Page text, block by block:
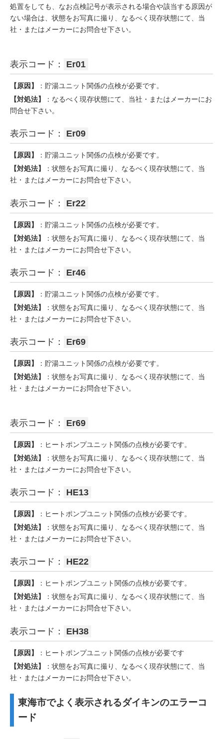
処置をしても、なお点検記号が表示される場合や該当する原因が
ない場合は、状態をお写真に撮り、なるべく現存状態にて、当
社・またはメーカーにお問合せ下さい。
表示コード： Er01
【原因】
：貯湯ユニット関係の点検が必要です。
【対処法】
：なるべく現存状態にて、当社・またはメーカーにお
問合せ下さい。
表示コード： Er09
【原因】
：貯湯ユニット関係の点検が必要です。
【対処法】
：状態をお写真に撮り、なるべく現存状態にて、当
社・またはメーカーにお問合せ下さい。
表示コード： Er22
【原因】
：貯湯ユニット関係の点検が必要です。
【対処法】
：状態をお写真に撮り、なるべく現存状態にて、当
社・またはメーカーにお問合せ下さい。
表示コード： Er46
【原因】
：貯湯ユニット関係の点検が必要です。
【対処法】
：状態をお写真に撮り、なるべく現存状態にて、当
社・またはメーカーにお問合せ下さい。
表示コード： Er69
【原因】
：貯湯ユニット関係の点検が必要です。
【対処法】
：状態をお写真に撮り、なるべく現存状態にて、当
社・またはメーカーにお問合せ下さい。
表示コード： Er69
【原因】
：ヒートポンプユニット関係の点検が必要です。
【対処法】
：状態をお写真に撮り、なるべく現存状態にて、当
社・またはメーカーにお問合せ下さい。
表示コード： HE13
【原因】
：ヒートポンプユニット関係の点検が必要です。
【対処法】
：状態をお写真に撮り、なるべく現存状態にて、当
社・またはメーカーにお問合せ下さい。
表示コード： HE22
【原因】
：ヒートポンプユニット関係の点検が必要です。
【対処法】
：状態をお写真に撮り、なるべく現存状態にて、当
社・またはメーカーにお問合せ下さい。
表示コード： EH38
【原因】
：ヒートポンプユニット関係の点検が必要です
【対処法】
：状態をお写真に撮り、なるべく現存状態にて、当
社・またはメーカーにお問合せ下さい。
東海市でよく表示されるダイキンのエラーコ
ード